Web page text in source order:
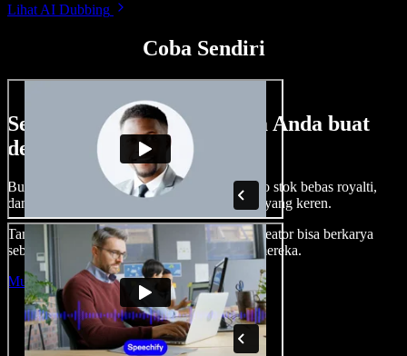
Lihat AI Dubbing
Coba Sendiri
Sedikit contoh hal yang bisa Anda buat
dengan Speechify Studio.
Buat voice over, tambah gambar, audio, video stok bebas royalti,
dan kloning suara untuk proyek audio-video yang keren.
Tanpa kurva belajar, semua dari browser—kreator bisa berkarya
sebebas mungkin dan wujudkan ide kreatif mereka.
Mulai Studio